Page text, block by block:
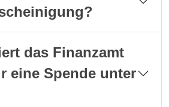
das Finanzamt
eine Spende unter